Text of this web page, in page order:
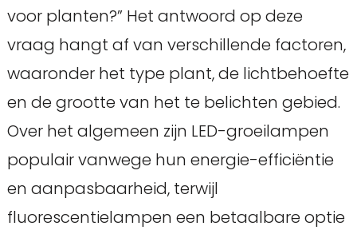
voor planten?” Het antwoord op deze
vraag hangt af van verschillende factoren,
waaronder het type plant, de lichtbehoefte
en de grootte van het te belichten gebied.
Over het algemeen zijn LED-groeilampen
populair vanwege hun energie-efficiëntie
en aanpasbaarheid, terwijl
fluorescentielampen een betaalbare optie